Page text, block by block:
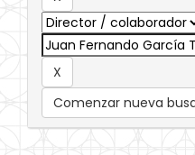
Comenzar nueva